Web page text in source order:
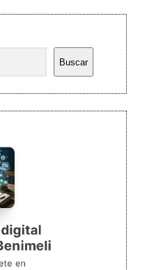
Buscar